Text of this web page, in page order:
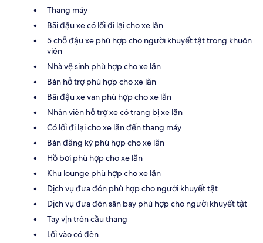
Thang máy
Bãi đậu xe có lối đi lại cho xe lăn
5 chỗ đậu xe phù hợp cho người khuyết tật trong khuôn
viên
Nhà vệ sinh phù hợp cho xe lăn
Bàn hỗ trợ phù hợp cho xe lăn
Bãi đậu xe van phù hợp cho xe lăn
Nhân viên hỗ trợ xe có trang bị xe lăn
Có lối đi lại cho xe lăn đến thang máy
Bàn đăng ký phù hợp cho xe lăn
Hồ bơi phù hợp cho xe lăn
Khu lounge phù hợp cho xe lăn
Dịch vụ đưa đón phù hợp cho người khuyết tật
Dịch vụ đưa đón sân bay phù hợp cho người khuyết tật
Tay vịn trên cầu thang
Lối vào có đèn